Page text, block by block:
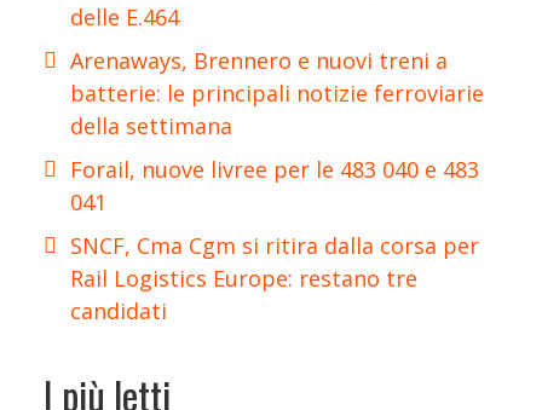
delle E.464
Arenaways, Brennero e nuovi treni a
batterie: le principali notizie ferroviarie
della settimana
Forail, nuove livree per le 483 040 e 483
041
SNCF, Cma Cgm si ritira dalla corsa per
Rail Logistics Europe: restano tre
candidati
I più letti